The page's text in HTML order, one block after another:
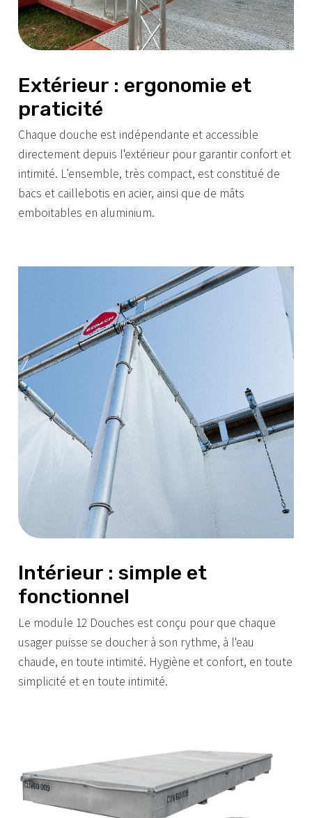
Extérieur : ergonomie et
praticité
Chaque douche est indépendante et accessible
directement depuis l'extérieur pour garantir confort et
intimité. L’ensemble, très compact, est constitué de
bacs et caillebotis en acier, ainsi que de mâts
emboitables en aluminium.
Intérieur : simple et
fonctionnel
Le module 12 Douches est conçu pour que chaque
usager puisse se doucher à son rythme, à l'eau
chaude, en toute intimité. Hygiène et confort, en toute
simplicité et en toute intimité.